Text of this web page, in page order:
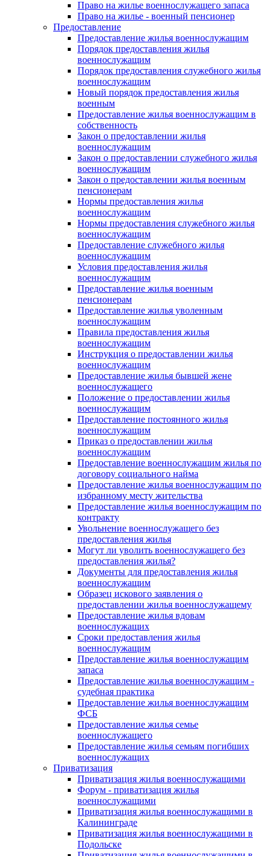
Право на жилье военнослужащего запаса
Право на жилье - военный пенсионер
Предоставление
Предоставление жилья военнослужащим
Порядок предоставления жилья
военнослужащим
Порядок предоставления служебного жилья
военнослужащим
Новый порядок предоставления жилья
военным
Предоставление жилья военнослужащим в
собственность
Закон о предоставлении жилья
военнослужащим
Закон о предоставлении служебного жилья
военнослужащим
Закон о предоставлении жилья военным
пенсионерам
Нормы предоставления жилья
военнослужащим
Нормы предоставления служебного жилья
военнослужащим
Предоставление служебного жилья
военнослужащим
Условия предоставления жилья
военнослужащим
Предоставление жилья военным
пенсионерам
Предоставление жилья уволенным
военнослужащим
Правила предоставления жилья
военнослужащим
Инструкция о предоставлении жилья
военнослужащим
Предоставление жилья бывшей жене
военнослужащего
Положение о предоставлении жилья
военнослужащим
Предоставление постоянного жилья
военнослужащим
Приказ о предоставлении жилья
военнослужащим
Предоставление военнослужащим жилья по
договору социального найма
Предоставление жилья военнослужащим по
избранному месту жительства
Предоставление жилья военнослужащим по
контракту
Увольнение военнослужащего без
предоставления жилья
Могут ли уволить военнослужащего без
предоставления жилья?
Документы для предоставления жилья
военнослужащим
Образец искового заявления о
предоставлении жилья военнослужащему
Предоставление жилья вдовам
военнослужащих
Сроки предоставления жилья
военнослужащим
Предоставление жилья военнослужащим
запаса
Предоставление жилья военнослужащим -
судебная практика
Предоставление жилья военнослужащим
ФСБ
Предоставление жилья семье
военнослужащего
Предоставление жилья семьям погибших
военнослужащих
Приватизация
Приватизация жилья военнослужащими
Форум - приватизация жилья
военнослужащими
Приватизация жилья военнослужащими в
Калининграде
Приватизация жилья военнослужащими в
Подольске